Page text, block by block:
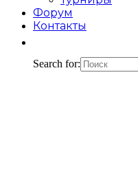
Форум
Контакты
Search for: